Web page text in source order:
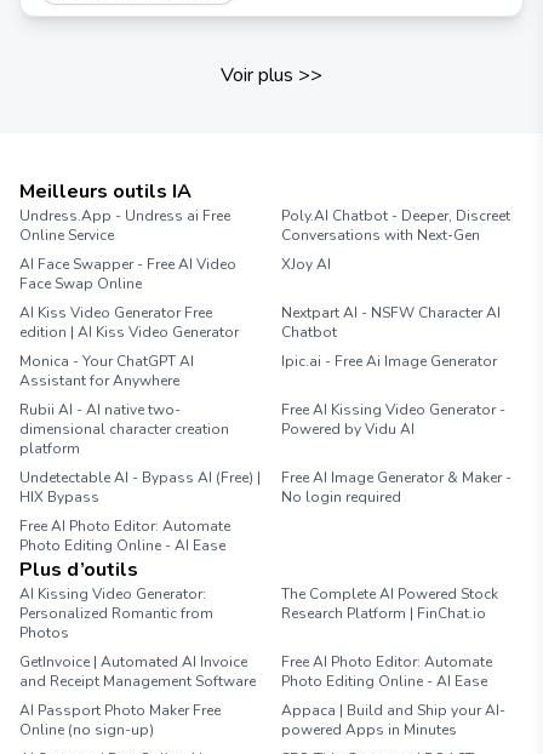
Voir plus >>
Meilleurs outils IA
Undress.App - Undress ai Free
Online Service
Poly.AI Chatbot - Deeper, Discreet
Conversations with Next-Gen
AI Face Swapper - Free AI Video
Face Swap Online
XJoy AI
AI Kiss Video Generator Free
edition | AI Kiss Video Generator
Nextpart AI - NSFW Character AI
Chatbot
Monica - Your ChatGPT AI
Assistant for Anywhere
Ipic.ai - Free Ai Image Generator
Rubii AI - AI native two-
dimensional character creation
platform
Free AI Kissing Video Generator -
Powered by Vidu AI
Undetectable AI - Bypass AI (Free) |
HIX Bypass
Free AI Image Generator & Maker -
No login required
Free AI Photo Editor: Automate
Photo Editing Online - AI Ease
Plus d’outils
AI Kissing Video Generator:
Personalized Romantic from
Photos
The Complete AI Powered Stock
Research Platform | FinChat.io
GetInvoice | Automated AI Invoice
and Receipt Management Software
Free AI Photo Editor: Automate
Photo Editing Online - AI Ease
AI Passport Photo Maker Free
Online (no sign-up)
Appaca | Build and Ship your AI-
powered Apps in Minutes